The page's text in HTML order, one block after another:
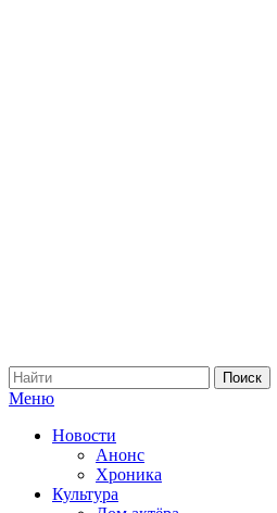
Меню
Новости
Анонс
Хроника
Культура